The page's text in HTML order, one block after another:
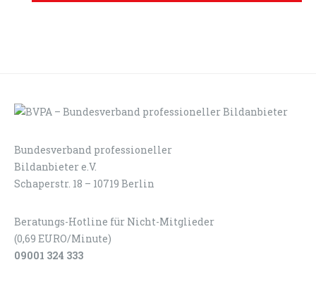
Bundesverband professioneller
Bildanbieter e.V.
Schaperstr. 18 – 10719 Berlin
Beratungs-Hotline für Nicht-Mitglieder
(0,69 EURO/Minute)
09001 324 333